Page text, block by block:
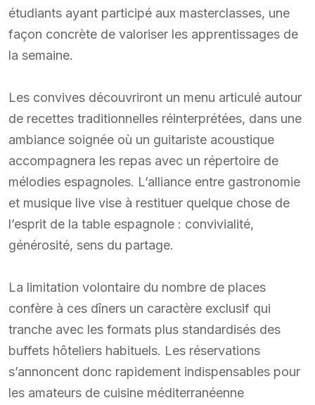
étudiants ayant participé aux masterclasses, une
façon concrète de valoriser les apprentissages de
la semaine.
Les convives découvriront un menu articulé autour
de recettes traditionnelles réinterprétées, dans une
ambiance soignée où un guitariste acoustique
accompagnera les repas avec un répertoire de
mélodies espagnoles. L’alliance entre gastronomie
et musique live vise à restituer quelque chose de
l’esprit de la table espagnole : convivialité,
générosité, sens du partage.
La limitation volontaire du nombre de places
confère à ces dîners un caractère exclusif qui
tranche avec les formats plus standardisés des
buffets hôteliers habituels. Les réservations
s’annoncent donc rapidement indispensables pour
les amateurs de cuisine méditerranéenne